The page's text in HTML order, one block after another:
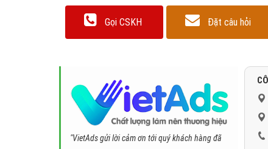
Gọi CSKH Đặt câu hỏi
"VietAds gửi lời cảm ơn tới quý khách hàng đã